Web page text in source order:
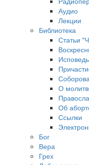
Аудио
Лекции
Библиотека
Статьи
Исповедь
О
Об
Ссылки
Бог
Вера
Грех